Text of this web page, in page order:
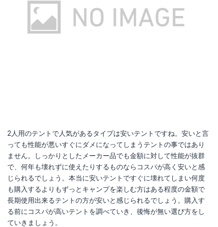
2人用のテントで人気があるタイプは安いテントですね。安いと言
っても性能が悪いすぐにダメになってしまうテントの事ではあり
ません。しっかりとしたメーカー品でも金額に対して性能が抜群
で、何年も壊れずに使えたりするものならコスパが高く安いと感
じられるでしょう。本当に安いテントですぐに壊れてしまい何度
も購入するよりもずっとキャンプを楽しむ方はある程度の金額で
長期使用出来るテントの方が安いと感じられるでしょう。購入す
る前にコスパが高いテントを調べていき、後悔が無い選び方をし
ていきましょう。